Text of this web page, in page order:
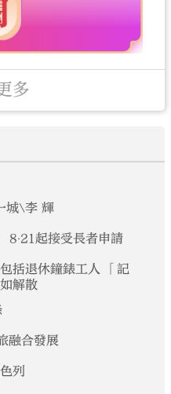
多
城\李 輝
起接受長者申請
括退休鐘錶工人 「記
解散
融合發展
列